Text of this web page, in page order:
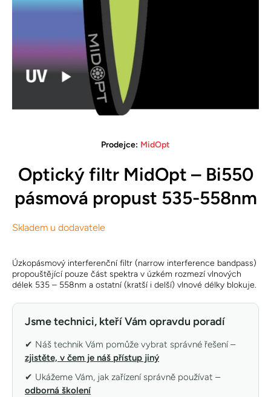
Prodejce: MidOpt
Optický filtr MidOpt – Bi550
pásmová propust 535-558nm
Skladem u dodavatele
Úzkopásmový interferenční filtr (narrow interference bandpass)
propouštějící pouze část spektra v úzkém rozmezí vlnových
délek 535 – 558nm a ostatní (kratší i delší) vlnové délky blokuje.
Jsme technici, kteří Vám opravdu poradí
✔ Náš technik Vám pomůže vybrat správné řešení –
zjistěte, v čem je náš přístup jiný
✔ Ukážeme Vám, jak zařízení správně používat –
odborná školení